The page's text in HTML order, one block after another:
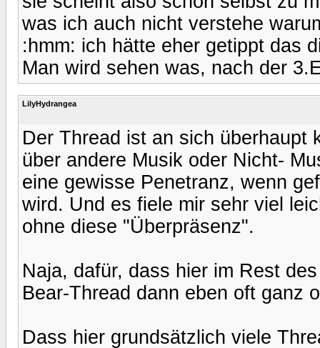
was ich auch nicht verstehe
:hmm: ich hätte eher getippt das
Man wird sehen was, nach der
LilyHydrangea
Der Thread ist an sich überhaupt
über andere Musik oder Nicht-
eine gewisse Penetranz, wenn
wird. Und es fiele mir sehr viel
ohne diese "Überpräsenz".
Naja, dafür, dass hier im Rest
Bear-Thread dann eben oft ganz
Dass hier grundsätzlich viele